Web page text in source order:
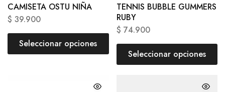
CAMISETA OSTU NIÑA
$ 39.900
Seleccionar opciones
TENNIS BUBBLE GUMMERS
RUBY
$ 74.900
Seleccionar opciones